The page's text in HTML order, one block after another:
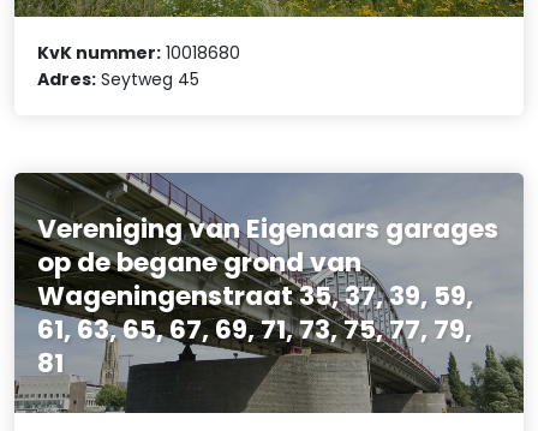
KvK nummer: 10018680
Adres: Seytweg 45
Vereniging van Eigenaars garages
op de begane grond van
Wageningenstraat 35, 37, 39, 59,
61, 63, 65, 67, 69, 71, 73, 75, 77, 79,
81